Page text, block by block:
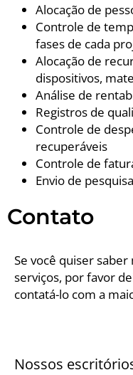
Alocação de
Controle de
fases de cada
Alocação de
dispositivos,
Análise de
Registros de
Controle de
recuperáveis
Controle de
Envio de
Contato
Se você quiser
serviços, por favor
contatá-lo com a
Nossos